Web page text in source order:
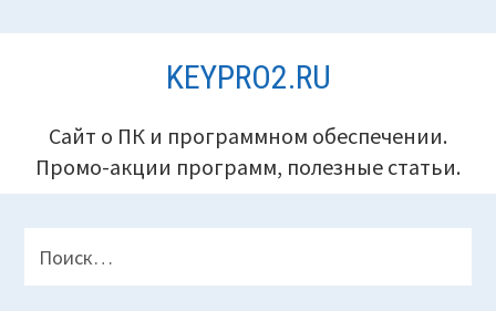
KEYPRO2.RU
Сайт о ПК и программном обеспечении.
Промо-акции программ, полезные статьи.
ВЕРХНЕГО
КОЛОНТИТУЛА
Найти: